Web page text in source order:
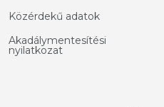
Közérdekű adatok
Akadálymentesítési
nyilatkozat